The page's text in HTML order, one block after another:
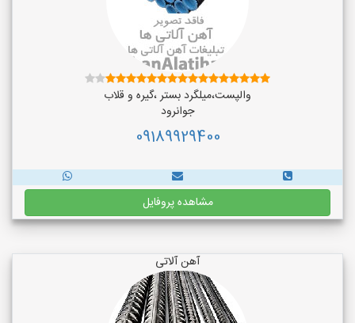
والپست،میلگرد بستر ،گیره و قلاب
جوانرود
09189929400
مشاهده پروفایل
آهن آلاتی